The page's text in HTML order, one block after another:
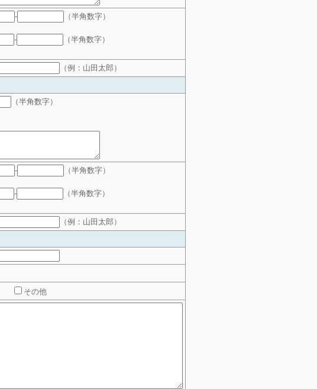
- （半角数字）
-
（半角数字）
（例：山田太郎）
（半角数字）
- （半角数字）
-
（半角数字）
（例：山田太郎）
その他